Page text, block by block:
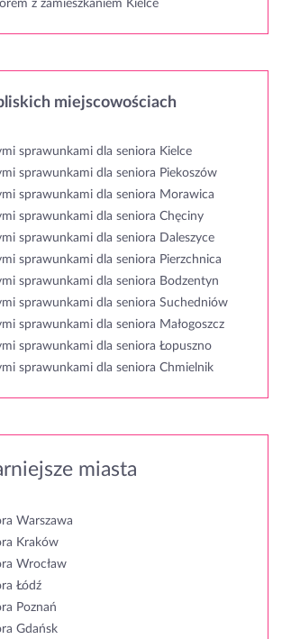
z zamieszkaniem Kielce
miejscowościach
sprawunkami dla seniora Kielce
sprawunkami dla seniora Piekoszów
sprawunkami dla seniora Morawica
sprawunkami dla seniora Chęciny
sprawunkami dla seniora Daleszyce
sprawunkami dla seniora Pierzchnica
sprawunkami dla seniora Bodzentyn
sprawunkami dla seniora Suchedniów
sprawunkami dla seniora Małogoszcz
sprawunkami dla seniora Łopuszno
sprawunkami dla seniora Chmielnik
miasta
Warszawa
Kraków
Wrocław
Łódź
Poznań
Gdańsk